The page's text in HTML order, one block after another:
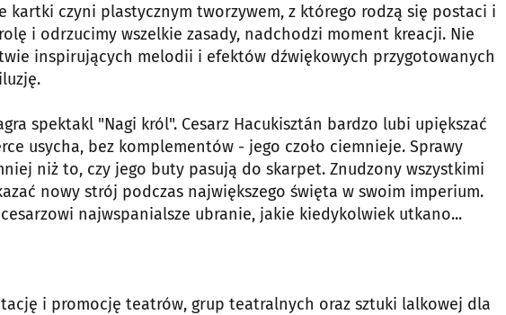
kartki czyni plastycznym tworzywem, z którego rodzą się postaci i
i odrzucimy wszelkie zasady, nadchodzi moment kreacji. Nie
inspirujących melodii i efektów dźwiękowych przygotowanych
spektakl "Nagi król". Cesarz Hacukisztán bardzo lubi upiększać
usycha, bez komplementów - jego czoło ciemnieje. Sprawy
niż to, czy jego buty pasują do skarpet. Znudzony wszystkimi
nowy strój podczas największego święta w swoim imperium.
najwspanialsze ubranie, jakie kiedykolwiek utkano...
i promocję teatrów, grup teatralnych oraz sztuki lalkowej dla